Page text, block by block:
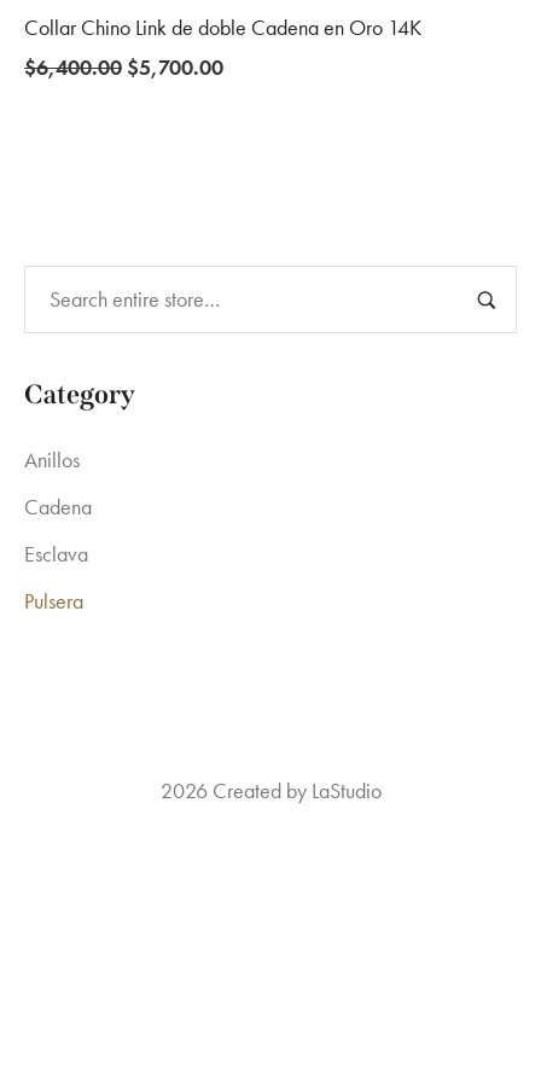
Category
Anillos
Cadena
Esclava
Pulsera
Collar Chino Link de doble Cadena en Oro 14K
$6,400.00 Original
$5,700.00Current
2026 Created by LaStudio